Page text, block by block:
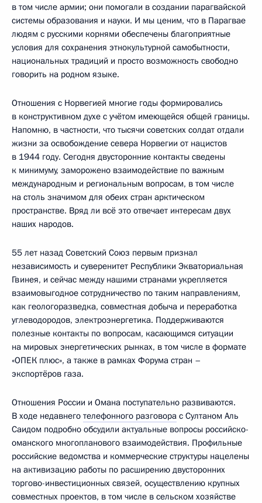
в том числе армии; они помогали в создании парагвайской
системы образования и науки. И мы ценим, что в Парагвае
людям с русскими корнями обеспечены благоприятные
условия для сохранения этнокультурной самобытности,
национальных традиций и просто возможность свободно
говорить на родном языке.
Отношения с Норвегией многие годы формировались
в конструктивном духе с учётом имеющейся общей границы.
Напомню, в частности, что тысячи советских солдат отдали
жизни за освобождение севера Норвегии от нацистов
в 1944 году. Сегодня двусторонние контакты сведены
к минимуму, заморожено взаимодействие по важным
международным и региональным вопросам, в том числе
на столь значимом для обеих стран арктическом
пространстве. Вряд ли всё это отвечает интересам двух
наших народов.
55 лет назад Советский Союз первым признал
независимость и суверенитет Республики Экваториальная
Гвинея, и сейчас между нашими странами укрепляется
взаимовыгодное сотрудничество по таким направлениям,
как геологоразведка, совместная добыча и переработка
углеводородов, электроэнергетика. Поддерживаются
полезные контакты по вопросам, касающимся ситуации
на мировых энергетических рынках, в том числе в формате
«ОПЕК плюс», а также в рамках Форума стран –
экспортёров газа.
Отношения России и Омана поступательно развиваются.
В ходе недавнего телефонного разговора с Султаном Аль
Саидом подробно обсудили актуальные вопросы российско-
оманского многопланового взаимодействия. Профильные
российские ведомства и коммерческие структуры нацелены
на активизацию работы по расширению двусторонних
торгово-инвестиционных связей, осуществлению крупных
совместных проектов, в том числе в сельском хозяйстве